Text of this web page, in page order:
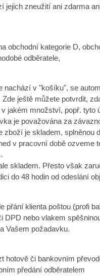
jejich zneužití ani zdarma
obchodní kategorie D,
odběratele,
nachází v "košíku", se
ještě můžete potvrdit,
jakém množství, popř. tyto
je považována za
zboží je skladem, splněnou
v pracovní době ozveme
skladem. Přesto však
do 48 hodin od odeslání
přání klienta poštou (profi
DPD nebo vlakem
Vašem požadavku.
hotově či bankovním
předání odběratelem